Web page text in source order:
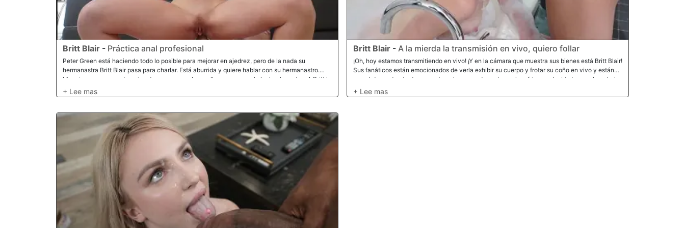
Britt Blair - Práctica anal profesional
Peter Green está haciendo todo lo posible para mejorar en ajedrez, pero de la nada su
hermanastra Britt Blair pasa para charlar. Está aburrida y quiere hablar con su hermanastro.
Menciona que su novio quiere tener sexo anal con ella, pero nunca lo ha hecho antes. A Britt le
encantó cuando Peter se la estaba chupando en privado, así que le pregunta si puede
ayudarla. Peter no estaba muy seguro hasta que recuerda cómo se ve su culo cuando está
masaje en su culo, Peter le taladra el culo con fuerza. Britt se estaba convirtiendo en una
profesional más rápido que nunca. Deberías ver la forma en que Britt puede tomar la enorme
polla de Peter. ¡La forma en que su cuerpo brilla con aceite me pone tan duro que tengo que
alejarme y masturbarme!
Britt Blair - A la mierda la transmisión en vivo, quiero follar
¡Oh, hoy estamos transmitiendo en vivo! ¡Y en la cámara que muestra sus bienes está Britt Blair!
Sus fanáticos están emocionados de verla exhibir su cuerpo y frotar su coño en vivo y están
completamente atentos cuando su hermanastro entra en la refriega y decide tomar el control
de la cámara solo para ser interrumpido abruptamente por la solicitud de Britt de simplemente
follar porque está lista para un poco de polla. ¡Victor Ray entrega una polla dura y semen